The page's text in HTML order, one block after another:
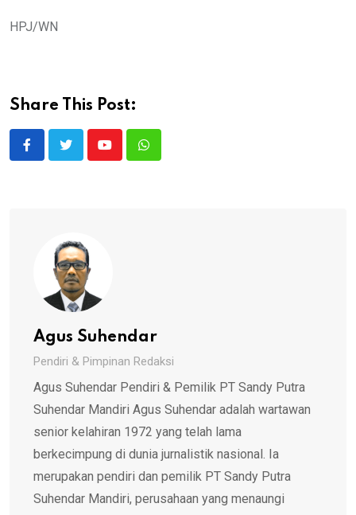
HPJ/WN
Share This Post:
YoutubeWhatsapp
Agus Suhendar
Pendiri & Pimpinan Redaksi
Agus Suhendar Pendiri & Pemilik PT Sandy Putra
Suhendar Mandiri Agus Suhendar adalah wartawan
senior kelahiran 1972 yang telah lama
berkecimpung di dunia jurnalistik nasional. Ia
merupakan pendiri dan pemilik PT Sandy Putra
Suhendar Mandiri, perusahaan yang menaungi